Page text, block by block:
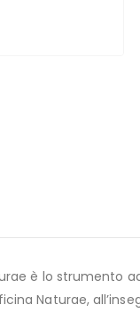
è lo strumento
Naturae,